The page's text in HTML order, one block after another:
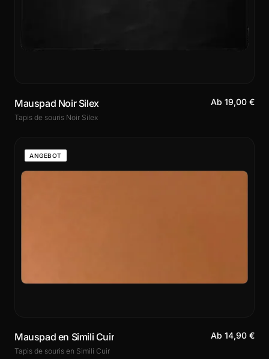
Mauspad Noir Silex
Tapis de souris Noir Silex
Ab 19,00 €
ANGEBOT
Mauspad en Simili Cuir
Tapis de souris en Simili Cuir
Ab 14,90 €